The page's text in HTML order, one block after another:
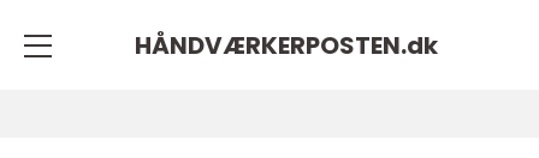
HÅNDVÆRKERPOSTEN.dk